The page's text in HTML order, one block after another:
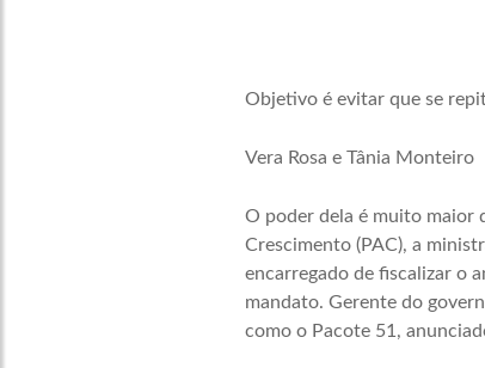
Objetivo é evitar que se
Vera Rosa e Tânia Monteiro
O poder dela é muito maior
Crescimento (PAC), a
encarregado de fiscalizar o
mandato. Gerente do
como o Pacote 51,